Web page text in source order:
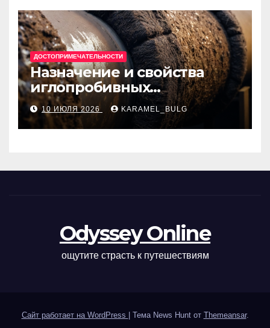
ДОСТОПРИМЕЧАТЕЛЬНОСТИ
Назначение и свойства
иглопробивных
базальтовых огнеупорных
матов
10 ИЮЛЯ 2026 KARAMEL_BULG
Odyssey Online
ощутите страсть к путешествиям
Сайт работает на WordPress Тема News Hunt от Themeansar.